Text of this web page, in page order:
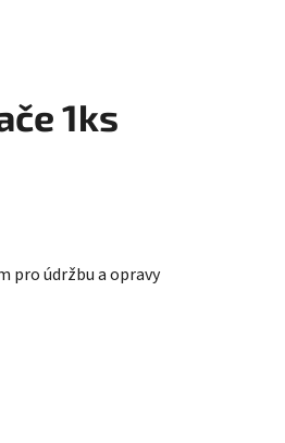
1ks
pro údržbu a opravy